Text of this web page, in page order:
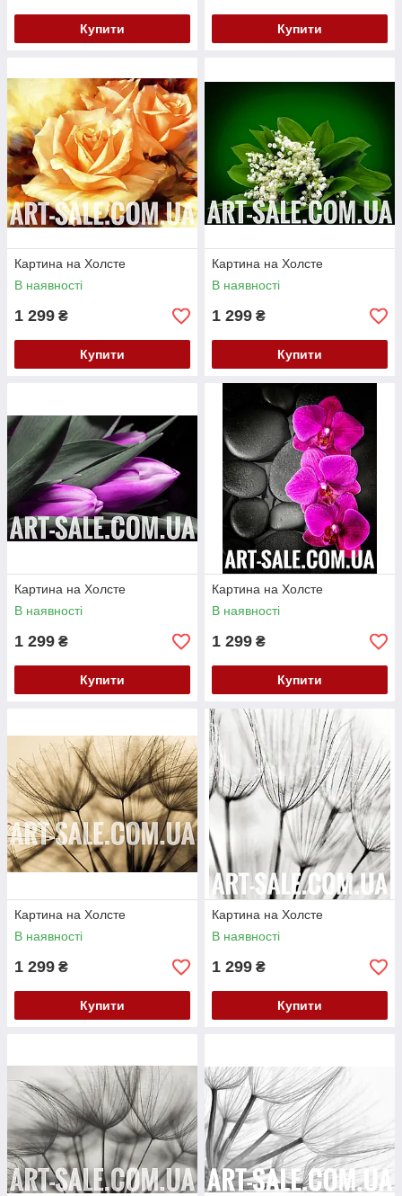
Купити Купити
Картина на Холсте
В наявності
1 299 ₴
Купити
Картина на Холсте
В наявності
1 299 ₴
Купити
Картина на Холсте
В наявності
1 299 ₴
Купити
Картина на Холсте
В наявності
1 299 ₴
Купити
Картина на Холсте
В наявності
1 299 ₴
Купити
Картина на Холсте
В наявності
1 299 ₴
Купити